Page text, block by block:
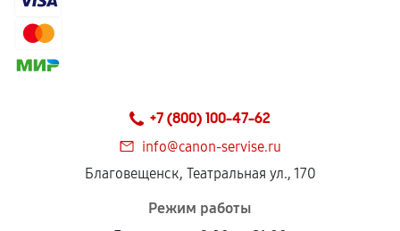
+7 (800) 100-47-62
info@canon-servise.ru
Благовещенск, Театральная ул., 170
Режим работы